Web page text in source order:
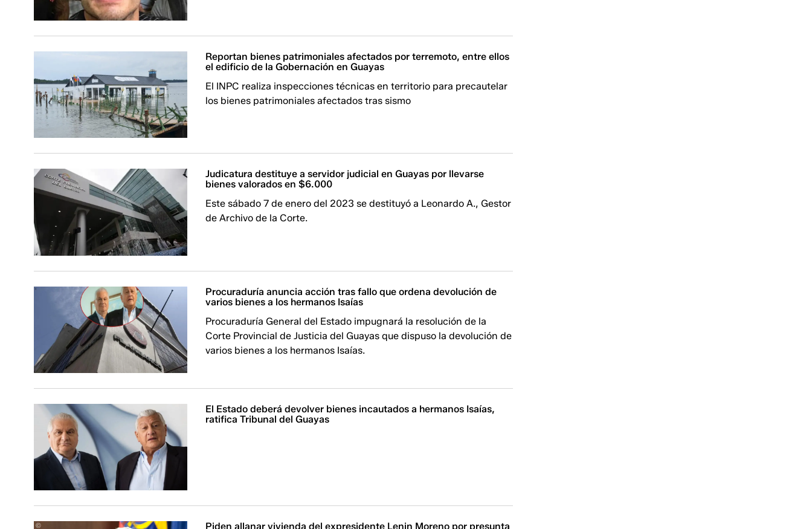
Reportan bienes patrimoniales afectados por terremoto, entre ellos
el edificio de la Gobernación en Guayas
El INPC realiza inspecciones técnicas en territorio para precautelar
los bienes patrimoniales afectados tras sismo
Judicatura destituye a servidor judicial en Guayas por llevarse
bienes valorados en $6.000
Este sábado 7 de enero del 2023 se destituyó a Leonardo A., Gestor
de Archivo de la Corte.
Procuraduría anuncia acción tras fallo que ordena devolución de
varios bienes a los hermanos Isaías
Procuraduría General del Estado impugnará la resolución de la
Corte Provincial de Justicia del Guayas que dispuso la devolución de
varios bienes a los hermanos Isaías.
El Estado deberá devolver bienes incautados a hermanos Isaías,
ratifica Tribunal del Guayas
Piden allanar vivienda del expresidente Lenin Moreno por presunta